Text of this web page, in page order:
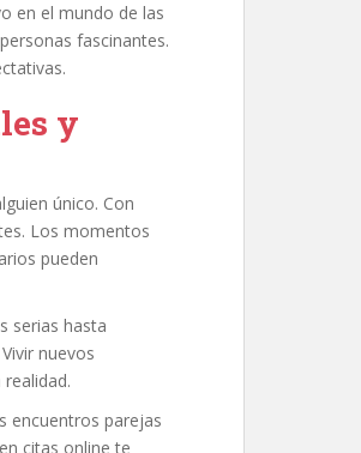
en el mundo de las
fascinantes.
y
único. Con
Los momentos
pueden
serias hasta
nuevos
encuentros parejas
citas online te